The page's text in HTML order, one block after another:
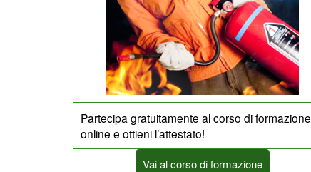
Partecipa gratuitamente al corso di formazione
online e ottieni l’attestato!
Vai al corso di formazione